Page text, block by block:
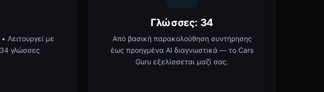
Λειτουργεί με
γλώσσες
Γλώσσες: 34
Από βασική παρακολούθηση συντήρησης
έως προηγμένα AI διαγνωστικά — το Cars
Guru εξελίσσεται μαζί σας.